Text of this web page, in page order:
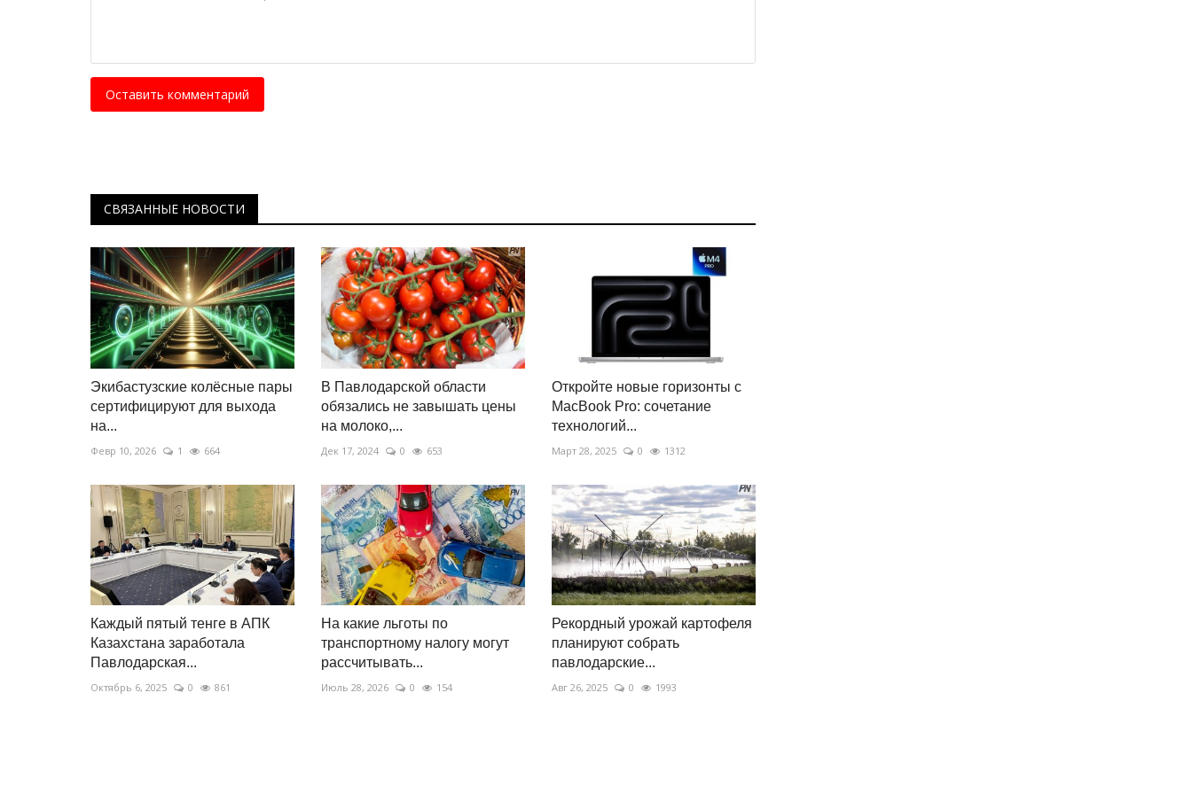
Оставить комментарий
СВЯЗАННЫЕ НОВОСТИ
Экибастузские колёсные пары
сертифицируют для выхода
на...
Февр 10, 2026 1 664
В Павлодарской области
обязались не завышать цены
на молоко,...
Дек 17, 2024 0 653
Откройте новые горизонты с
MacBook Pro: сочетание
технологий...
Март 28, 2025 0 1312
Каждый пятый тенге в АПК
Казахстана заработала
Павлодарская...
Октябрь 6, 2025 0 861
На какие льготы по
транспортному налогу могут
рассчитывать...
Июль 28, 2026 0 154
Рекордный урожай картофеля
планируют собрать
павлодарские...
Авг 26, 2025 0 1993